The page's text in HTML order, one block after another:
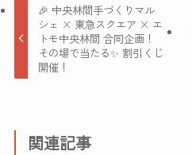
🎉 中央林間手づくりマル
シェ × 東急スクエア × エ
トモ中央林間 合同企画！
その場で当たる✨ 割引くじ
開催！
関連記事